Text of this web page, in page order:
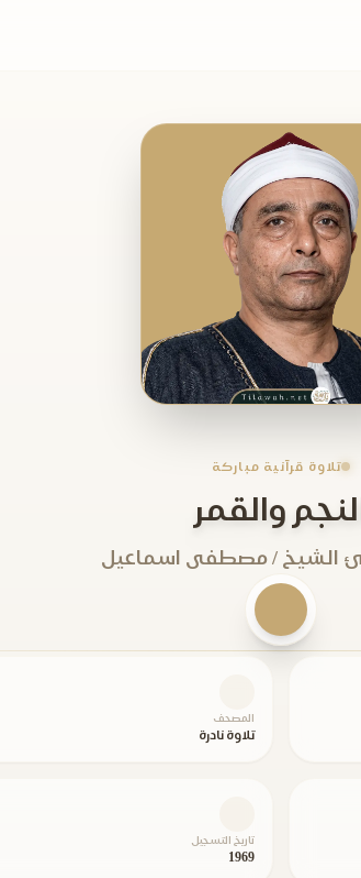
تلاوة قرآنية مباركة
والقمر
الشيخ / مصطفى اسماعيل
المصحف
تلاوة نادرة
تاريخ التسجيل
1969